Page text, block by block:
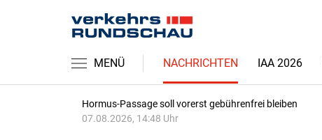
MENÜ NACHRICHTEN IAA 2026
Hormus-Passage soll vorerst gebührenfrei bleiben
07.08.2026, 14:48 Uhr